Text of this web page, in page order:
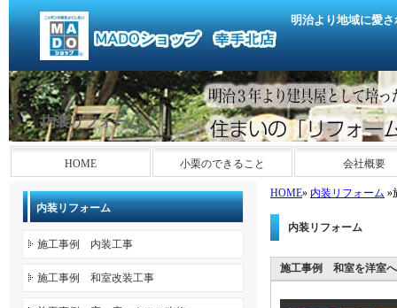
明治より地域に愛
内装リフォーム
HOME 小栗のできること 会社概要
HOME» 内装リフォーム »
内装リフォーム
施工事例 和室を洋室
内装リフォーム
施工事例 内装工事
施工事例 和室改装工事